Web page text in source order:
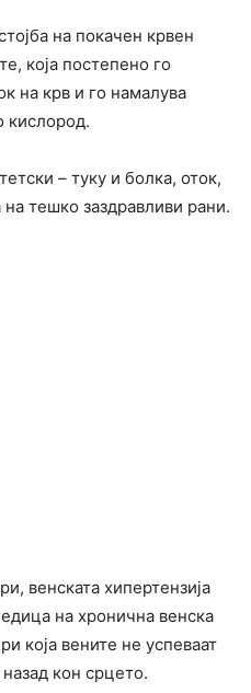
на покачен крвен
која постепено го
на крв и го намалува
кислород.
– туку и болка, оток,
тешко заздравливи рани.
венската хипертензија
на хронична венска
која вените не успеваат
назад кон срцето.